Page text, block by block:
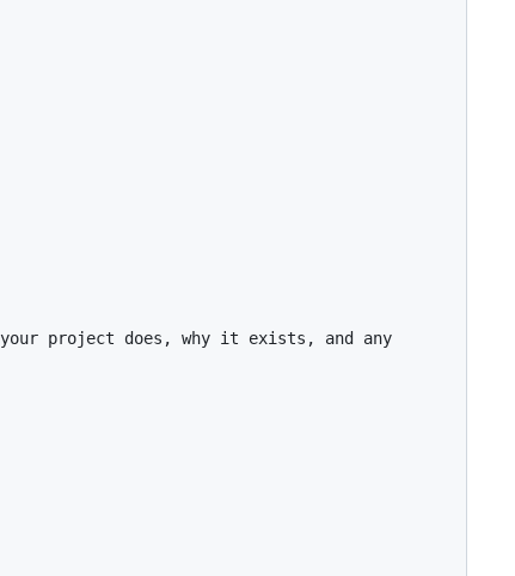
project does, why it exists, and any